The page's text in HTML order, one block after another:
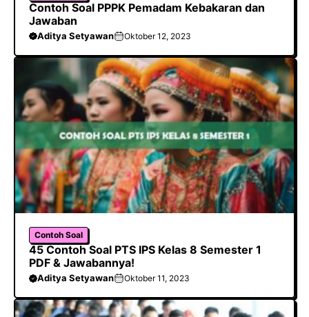
Contoh Soal PPPK Pemadam Kebakaran dan
Jawaban
Aditya Setyawan Oktober 12, 2023
Contoh Soal
45 Contoh Soal PTS IPS Kelas 8 Semester 1
PDF & Jawabannya!
Aditya Setyawan Oktober 11, 2023